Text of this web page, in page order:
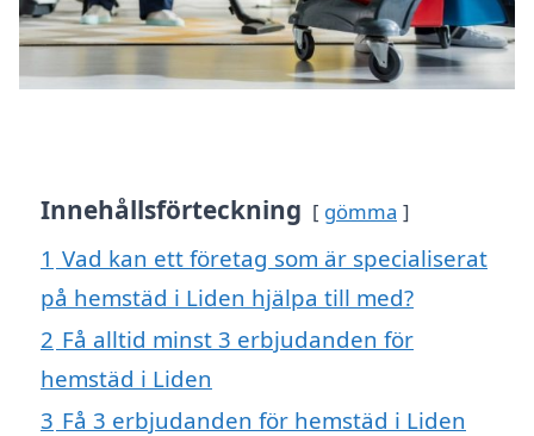
Innehållsförteckning gömma
1 Vad kan ett företag som är specialiserat
på hemstäd i Liden hjälpa till med?
2 Få alltid minst 3 erbjudanden för
hemstäd i Liden
3 Få 3 erbjudanden för hemstäd i Liden